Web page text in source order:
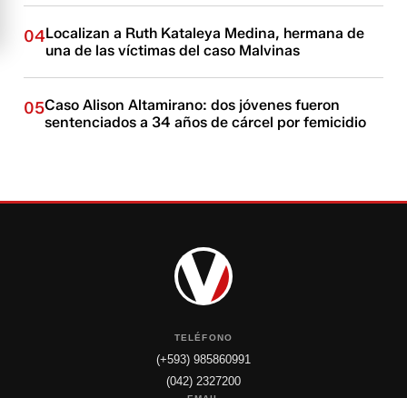
04Localizan a Ruth Kataleya Medina, hermana de
una de las víctimas del caso Malvinas
05Caso Alison Altamirano: dos jóvenes fueron
sentenciados a 34 años de cárcel por femicidio
TELÉFONO
(+593) 985860991
(042) 2327200